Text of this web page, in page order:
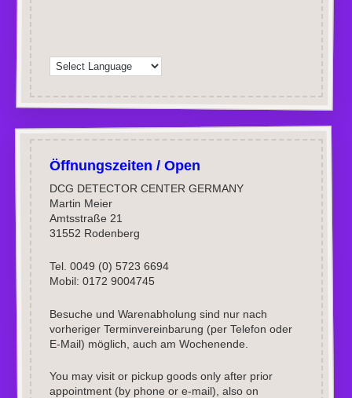
Öffnungszeiten / Open
DCG DETECTOR CENTER GERMANY
Martin Meier
Amtsstraße 21
31552 Rodenberg
Tel. 0049 (0) 5723 6694
Mobil: 0172 9004745
Besuche und Warenabholung sind nur nach
vorheriger Terminvereinbarung (per Telefon oder
E-Mail) möglich, auch am Wochenende.
You may visit or pickup goods only after prior
appointment (by phone or e-mail), also on